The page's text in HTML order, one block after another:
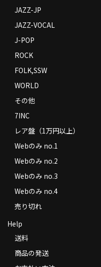
JAZZ-JP
JAZZ-VOCAL
J-POP
ROCK
FOLK,SSW
WORLD
その他
7INC
レア盤（1万円以上）
Webのみ no.1
Webのみ no.2
Webのみ no.3
Webのみ no.4
売り切れ
Help
送料
商品の発送